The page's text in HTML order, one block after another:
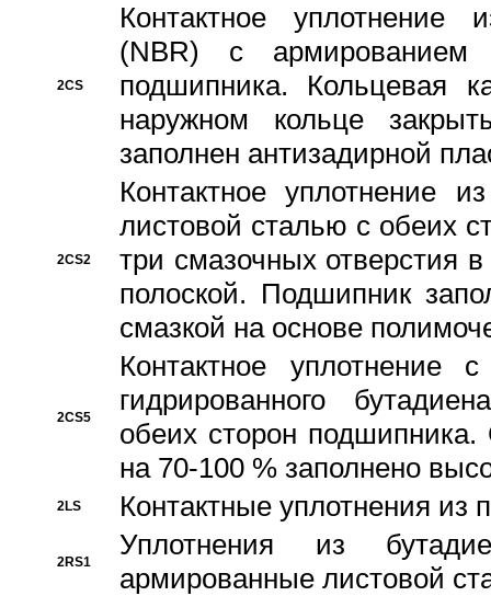
2CS
Контактное уплотнение
(NBR) с
подшипника. Кольцевая
наружном кольце
заполнен антизадирной
2CS2
Контактное уплотнение
листовой сталью с обеих
три смазочных отверстия
полоской. Подшипник
смазкой на основе
2CS5
Контактное уплотнение
гидрированного
обеих сторон
на 70-100 % заполнено
2LS Контактные уплотнения из
2RS1
Уплотнения из
армированные листовой